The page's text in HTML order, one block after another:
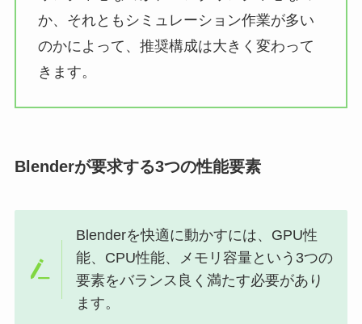
か、それともシミュレーション作業が多い
のかによって、推奨構成は大きく変わって
きます。
Blenderが要求する3つの性能要素
Blenderを快適に動かすには、GPU性
能、CPU性能、メモリ容量という3つの
要素をバランス良く満たす必要があり
ます。